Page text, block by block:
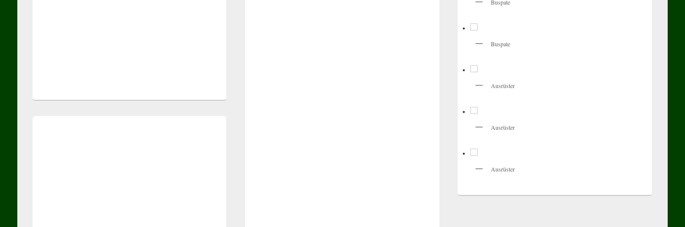
Buspate
Buspate
Ausrüster
Ausrüster
Ausrüster